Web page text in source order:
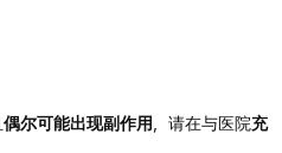
偶尔可能出现副作用 ，请在与医院充